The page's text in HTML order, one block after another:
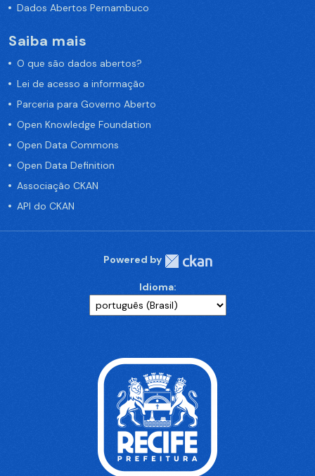
Dados Abertos Pernambuco
Saiba mais
O que são dados abertos?
Lei de acesso a informação
Parceria para Governo Aberto
Open Knowledge Foundation
Open Data Commons
Open Data Definition
Associação CKAN
API do CKAN
Powered by
Idioma